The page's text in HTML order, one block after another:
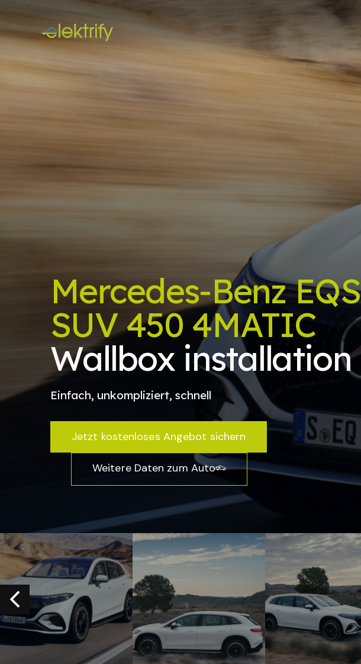
Mercedes-Benz EQS
SUV 450 4MATIC
Wallbox installation
Einfach, unkompliziert, schnell
Jetzt kostenloses Angebot sichern
Weitere Daten zum Auto